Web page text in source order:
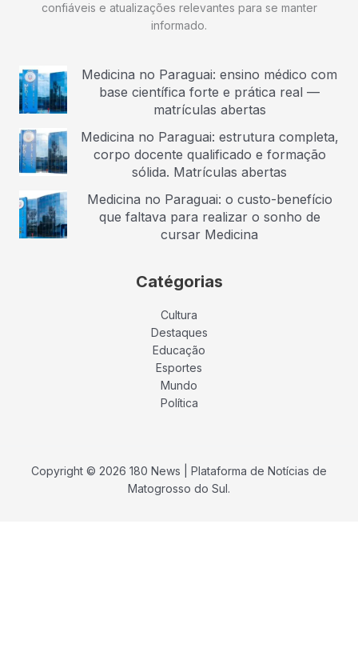
confiáveis e atualizações relevantes para se manter
informado.
Medicina no Paraguai: ensino médico com
base científica forte e prática real —
matrículas abertas
Medicina no Paraguai: estrutura completa,
corpo docente qualificado e formação
sólida. Matrículas abertas
Medicina no Paraguai: o custo-benefício
que faltava para realizar o sonho de
cursar Medicina
Catégorias
Cultura
Destaques
Educação
Esportes
Mundo
Política
Copyright © 2026 180 News | Plataforma de Notícias de
Matogrosso do Sul.